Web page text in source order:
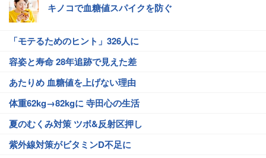
キノコで血糖値スパイクを防ぐ
「モテるためのヒント」326人に
容姿と寿命 28年追跡で見えた差
あたりめ 血糖値を上げない理由
体重62kg→82kgに 寺田心の生活
夏のむくみ対策 ツボ&反射区押し
紫外線対策がビタミンD不足に